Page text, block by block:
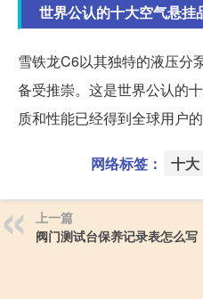
世界公认的十大空气悬挂
雪铁龙C6以其独特的液压分
备受推崇。这是世界公认的
质和性能已经得到全球用户的
网络标签： 十大
上一篇
阀门测试台保养记录表怎么写